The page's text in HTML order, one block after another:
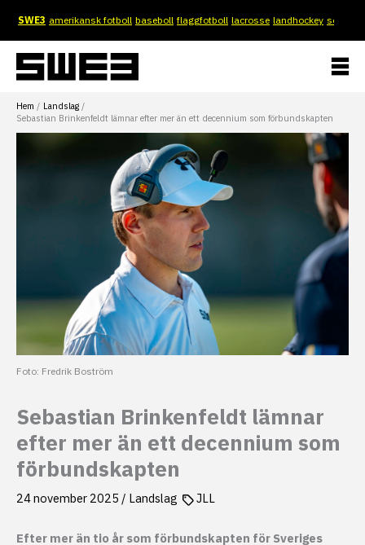
innehåll
SWE3 amerikansk fotboll baseboll flaggfotboll lacrosse landhockey softboll
Hem
Landslag
Sebastian Brinkenfeldt lämnar efter mer än ett decennium som förbundskapten
Foto: Fredrik Boström
Sebastian Brinkenfeldt lämnar
efter mer än ett decennium som
förbundskapten
24 november 2025 / Landslag JLL
Efter mer än tio år som förbundskapten för Sveriges